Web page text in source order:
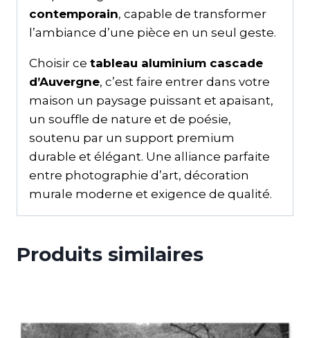
contemporain, capable de transformer
l’ambiance d’une pièce en un seul geste.
Choisir ce tableau aluminium cascade
d’Auvergne, c’est faire entrer dans votre
maison un paysage puissant et apaisant,
un souffle de nature et de poésie,
soutenu par un support premium
durable et élégant. Une alliance parfaite
entre photographie d’art, décoration
murale moderne et exigence de qualité.
Produits similaires